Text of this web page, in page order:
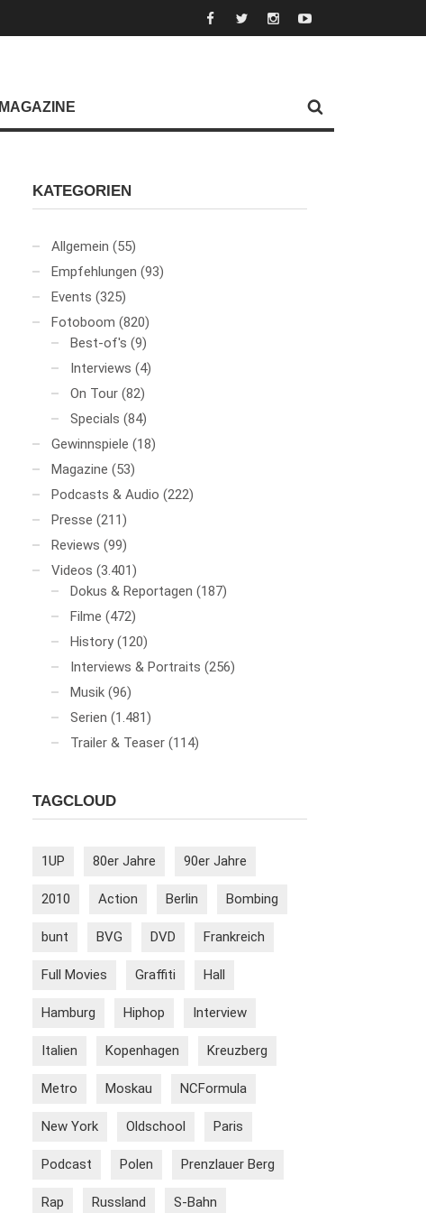
MAGAZINE
KATEGORIEN
Allgemein (55)
Empfehlungen (93)
Events (325)
Fotoboom (820)
Best-of's (9)
Interviews (4)
On Tour (82)
Specials (84)
Gewinnspiele (18)
Magazine (53)
Podcasts & Audio (222)
Presse (211)
Reviews (99)
Videos (3.401)
Dokus & Reportagen (187)
Filme (472)
History (120)
Interviews & Portraits (256)
Musik (96)
Serien (1.481)
Trailer & Teaser (114)
TAGCLOUD
1UP 80er Jahre 90er Jahre
2010 Action Berlin Bombing
bunt BVG DVD Frankreich
Full Movies Graffiti Hall
Hamburg Hiphop Interview
Italien Kopenhagen Kreuzberg
Metro Moskau NCFormula
New York Oldschool Paris
Podcast Polen Prenzlauer Berg
Rap Russland S-Bahn